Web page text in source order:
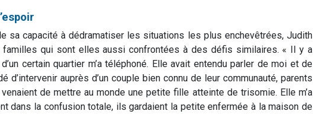
sa capacité à dédramatiser les situations les plus enchevêtrées, Judith
familles qui sont elles aussi confrontées à des défis similaires. « Il y a
certain quartier m’a téléphoné. Elle avait entendu parler de moi et de
d’intervenir auprès d’un couple bien connu de leur communauté, parents
de mettre au monde une petite fille atteinte de trisomie. Elle m’a
dans la confusion totale, ils gardaient la petite enfermée à la maison de